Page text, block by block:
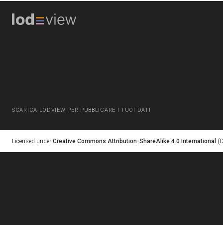
SCARICA LODVIEW PER PUBBLICARE I TUOI DATI
Licensed under Creative Commons Attribution-ShareAlike 4.0 International